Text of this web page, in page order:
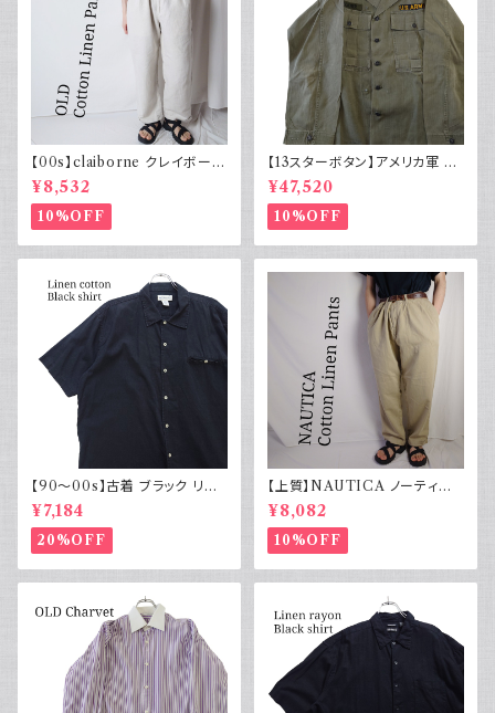
【00s】claiborne クレイボーン
リネンコットンパンツ ツータック
¥8,532
10%OFF
【13スターボタン】アメリカ軍 M
43 HBT ジャケット パッチ 軍物
実物
¥47,520
10%OFF
【90～00s】古着 ブラック リネ
ンコットンシャツ 黒 ボックスシ
ルエット
¥7,184
20%OFF
【上質】NAUTICA ノーティカ
コットンリネンパンツ ツータック
¥8,082
10%OFF